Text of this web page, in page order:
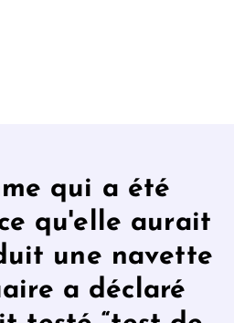
qui a été
qu'elle aurait
une navette
a déclaré